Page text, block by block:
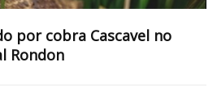
por cobra Cascavel no
Rondon